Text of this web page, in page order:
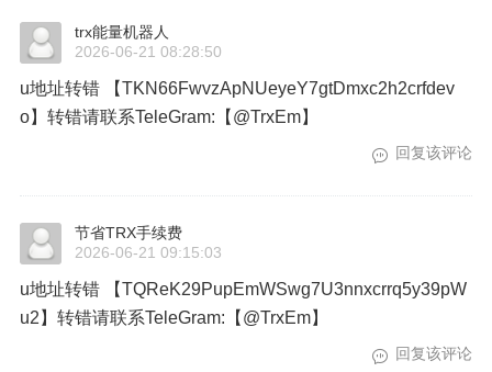
trx能量机器人
2026-06-21 08:28:50
u地址转错 【TKN66FwvzApNUeyeY7gtDmxc2h2crfdev
o】转错请联系TeleGram:【@TrxEm】
回复该评论
节省TRX手续费
2026-06-21 09:15:03
u地址转错 【TQReK29PupEmWSwg7U3nnxcrrq5y39pW
u2】转错请联系TeleGram:【@TrxEm】
回复该评论